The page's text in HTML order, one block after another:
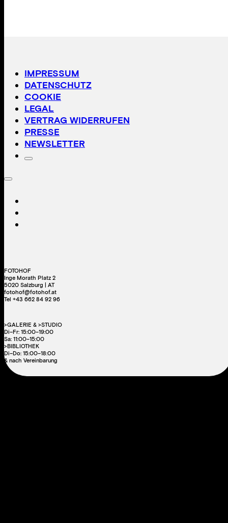
IMPRESSUM
DATENSCHUTZ
COOKIE
LEGAL
VERTRAG WIDERRUFEN
PRESSE
NEWSLETTER
FOTOHOF
Inge Morath Platz 2
5020 Salzburg | AT
fotohof@fotohof.at
Tel +43 662 84 92 96
>GALERIE & >STUDIO
Di–Fr: 15:00–19:00
Sa: 11:00–15:00
>BIBLIOTHEK
Di–Do: 15:00–18:00
& nach Vereinbarung